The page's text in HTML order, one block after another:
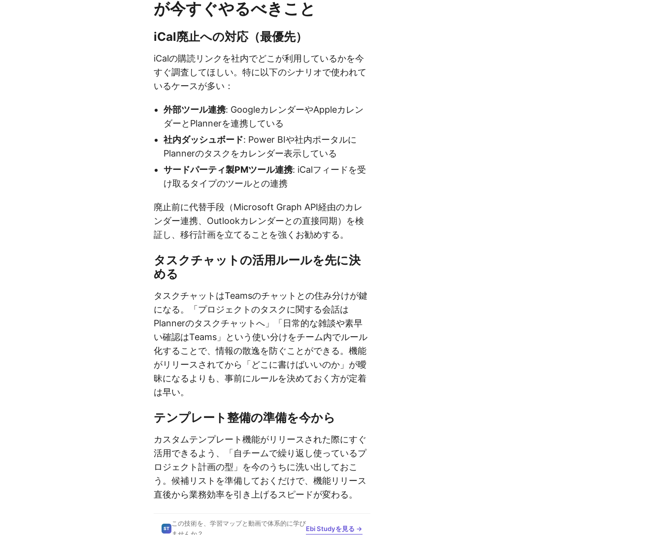
が今すぐやるべきこと
iCal廃止への対応（最優先）
iCalの購読リンクを社内でどこが利用しているかを今
すぐ調査してほしい。特に以下のシナリオで使われて
いるケースが多い：
外部ツール連携: GoogleカレンダーやAppleカレン
ダーとPlannerを連携している
社内ダッシュボード: Power BIや社内ポータルに
Plannerのタスクをカレンダー表示している
サードパーティ製PMツール連携: iCalフィードを受
け取るタイプのツールとの連携
廃止前に代替手段（Microsoft Graph API経由のカレ
ンダー連携、Outlookカレンダーとの直接同期）を検
証し、移行計画を立てることを強くお勧めする。
タスクチャットの活用ルールを先に決
める
タスクチャットはTeamsのチャットとの住み分けが鍵
になる。「プロジェクトのタスクに関する会話は
Plannerのタスクチャットへ」「日常的な雑談や素早
い確認はTeams」という使い分けをチーム内でルール
化することで、情報の散逸を防ぐことができる。機能
がリリースされてから「どこに書けばいいのか」が曖
昧になるよりも、事前にルールを決めておく方が定着
は早い。
テンプレート整備の準備を今から
カスタムテンプレート機能がリリースされた際にすぐ
活用できるよう、「自チームで繰り返し使っているプ
ロジェクト計画の型」を今のうちに洗い出しておこ
う。候補リストを準備しておくだけで、機能リリース
直後から業務効率を引き上げるスピードが変わる。
ST
この技術を、学習マップと動画で体系的に学び
Ebi Studyを見る →